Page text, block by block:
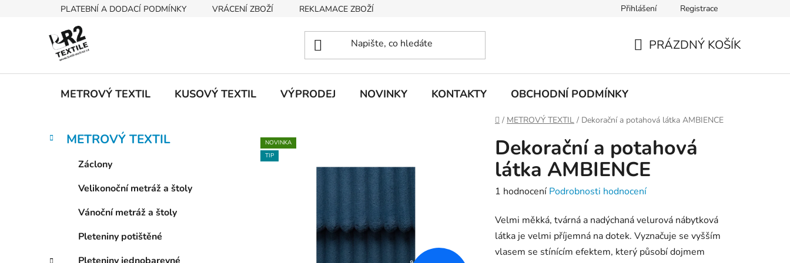
PLATEBNÍ A DODACÍ PODMÍNKY VRÁCENÍ ZBOŽÍ REKLAMACE ZBOŽÍ PODMÍNKY OCHRANY OSOBNÍCH ÚDAJŮ
Přihlášení Registrace
PRÁZDNÝ KOŠÍK
METROVÝ TEXTIL KUSOVÝ TEXTIL VÝPRODEJ NOVINKY KONTAKTY OBCHODNÍ PODMÍNKY
Domů
/ METROVÝ TEXTIL / Dekorační a potahová látka AMBIENCE
P
í
Přeskočit
kategorie
K
a
METROVÝ TEXTIL
Záclony
Velikonoční metráž a štoly
Vánoční metráž a štoly
Pleteniny potištěné
Dekorační a potahová
látka AMBIENCE
Průměrné
produktu
je
4,0
1 hodnocení Podrobnosti hodnocení
Velmi měkká, tvárná a nadýchaná velurová nábytková
látka je velmi příjemná na dotek. Vyznačuje se vyšším
vlasem se stínícím efektem, který působí dojmem
NOVINKA
TIP